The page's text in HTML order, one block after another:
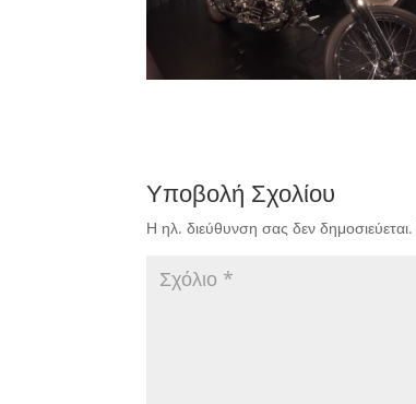
Υποβολή Σχολίου
Η ηλ. διεύθυνση σας δεν δημοσιεύεται.